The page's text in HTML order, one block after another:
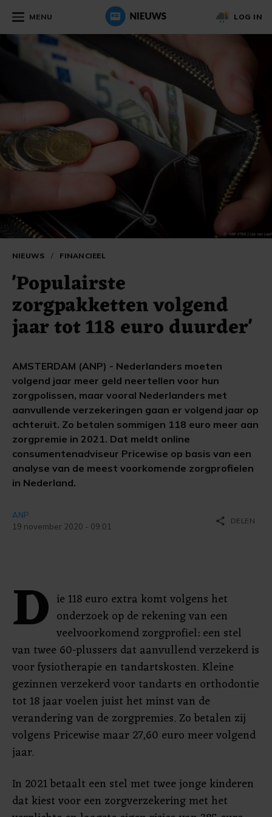
MENU LOG IN
NIEUWS / FINANCIEEL
'Populairste
zorgpakketten volgend
jaar tot 118 euro duurder'
AMSTERDAM (ANP) - Nederlanders moeten
volgend jaar meer geld neertellen voor hun
zorgpolissen, maar vooral Nederlanders met
aanvullende verzekeringen gaan er volgend jaar op
achteruit. Zo betalen sommigen 118 euro meer aan
zorgpremie in 2021. Dat meldt online
consumentenadviseur Pricewise op basis van een
analyse van de meest voorkomende zorgprofielen
in Nederland.
ANP
19 november 2020 - 09:01
share DELEN
D ie 118 euro extra komt volgens het
onderzoek op de rekening van een
veelvoorkomend zorgprofiel: een stel
van twee 60-plussers dat aanvullend verzekerd is
voor fysiotherapie en tandartskosten. Kleine
gezinnen verzekerd voor tandarts en orthodontie
tot 18 jaar voelen juist het minst van de
verandering van de zorgpremies. Zo betalen zij
volgens Pricewise maar 27,60 euro meer volgend
jaar.
In 2021 betaalt een stel met twee jonge kinderen
dat kiest voor een zorgverzekering met het